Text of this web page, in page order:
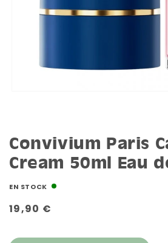
Convivium Paris
Cream 50ml Eau
EN STOCK
Prix
19,90 €